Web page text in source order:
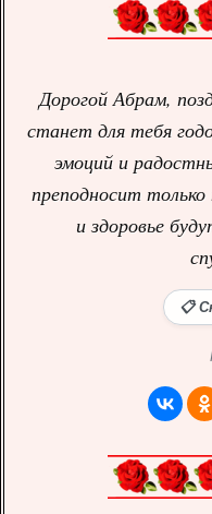
Дорогой Абрам,
станет для тебя
эмоций и
преподносит
и здоровье
📋